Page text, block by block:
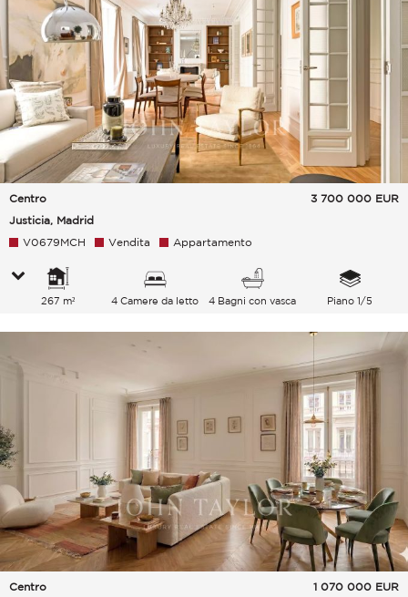
Centro
Justicia, Madrid
3 700 000 EUR
V0679MCH Vendita Appartamento
267 m² 4 Camere da letto 4 Bagni con vasca Piano 1/5
Centro 1 070 000 EUR